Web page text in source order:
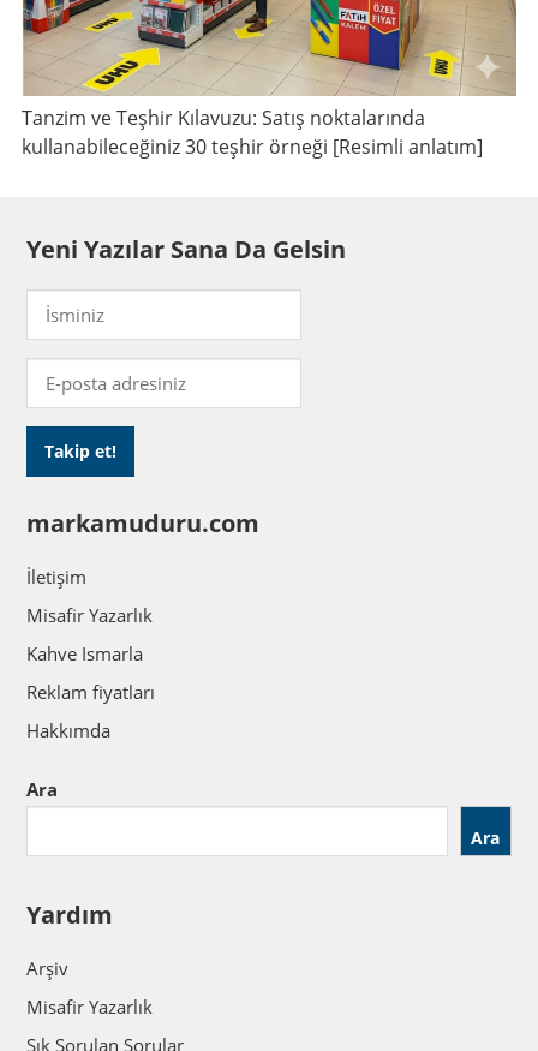
Tanzim ve Teşhir Kılavuzu: Satış noktalarında
kullanabileceğiniz 30 teşhir örneği [Resimli anlatım]
Yeni Yazılar Sana Da Gelsin
markamuduru.com
İletişim
Misafir Yazarlık
Kahve Ismarla
Reklam fiyatları
Hakkımda
Ara
Ara
Yardım
Arşiv
Misafir Yazarlık
Sık Sorulan Sorular